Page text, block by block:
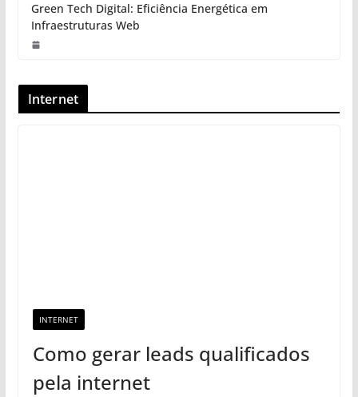
Green Tech Digital: Eficiência Energética em
Infraestruturas Web
Internet
INTERNET
Como gerar leads qualificados
pela internet